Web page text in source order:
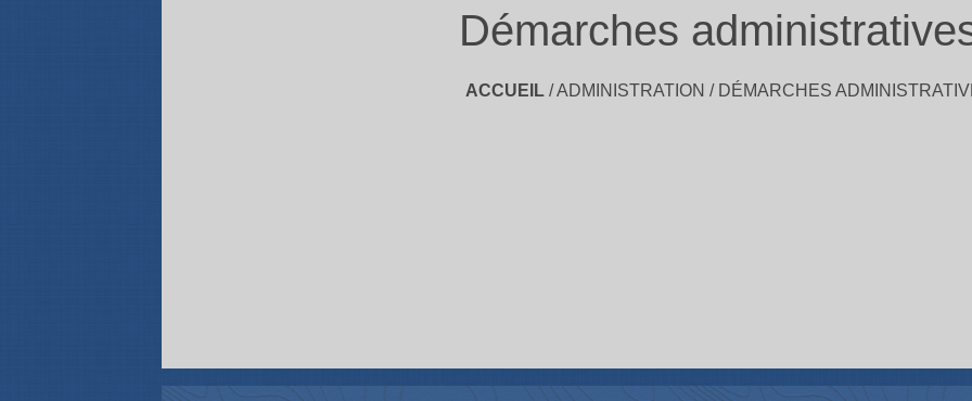
Démarches
ACCUEIL/ADMINISTRATION / DÉMARCHES